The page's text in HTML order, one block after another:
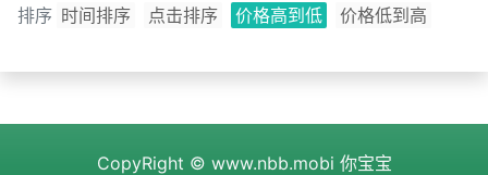
排序 时间排序 点击排序 价格高到低 价格低到高
CopyRight © www.nbb.mobi 你宝宝